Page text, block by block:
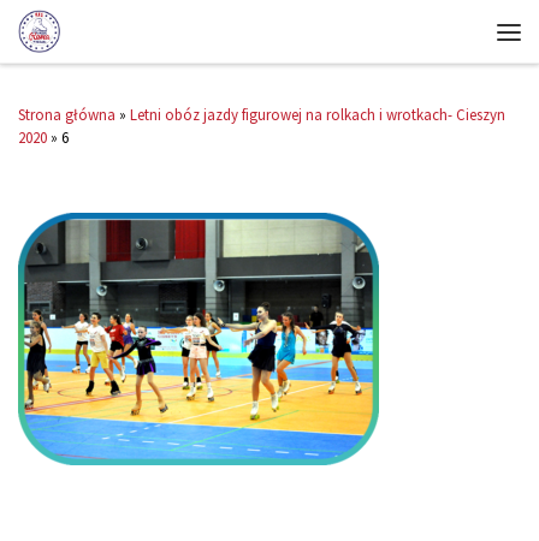
Strona główna » Letni obóz jazdy figurowej na rolkach i wrotkach- Cieszyn
2020 » 6